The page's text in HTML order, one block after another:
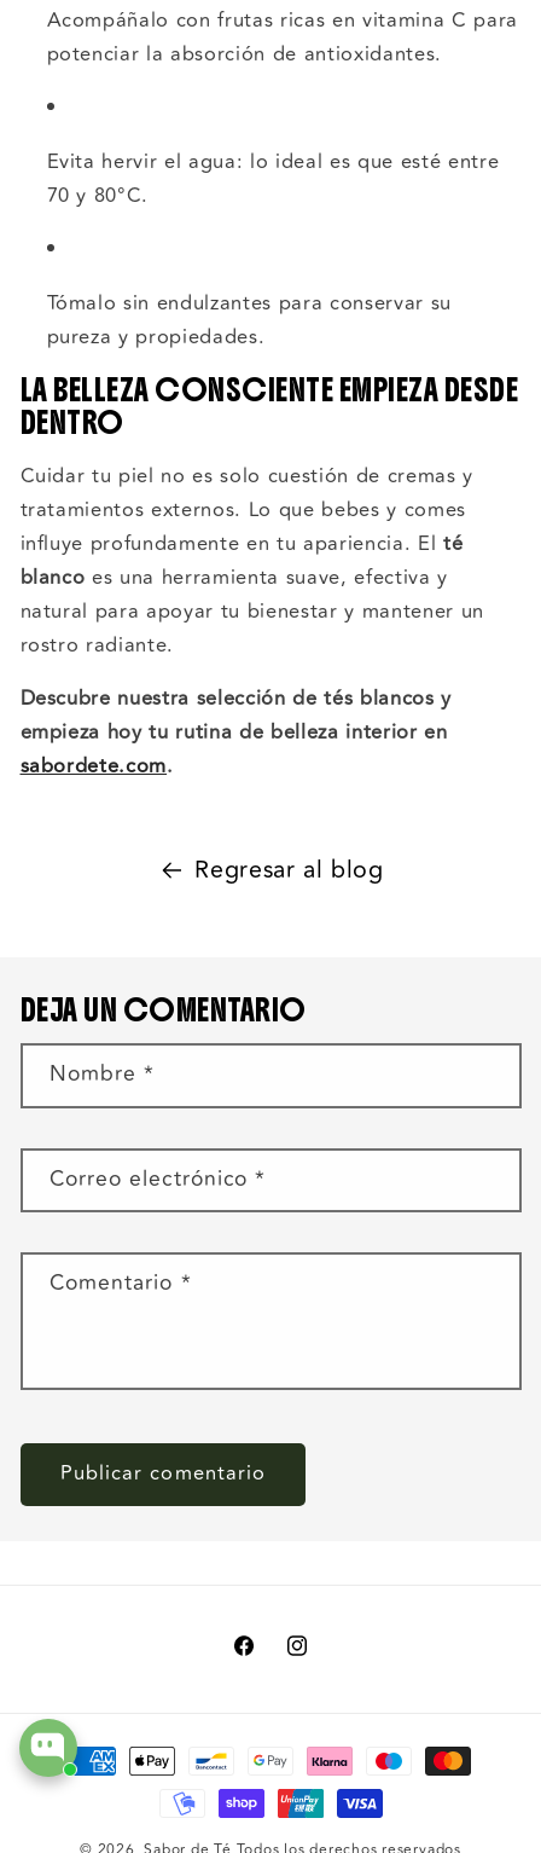
Acompáñalo con frutas ricas en vitamina C para
potenciar la absorción de antioxidantes.
Evita hervir el agua: lo ideal es que esté entre
70 y 80°C.
Tómalo sin endulzantes para conservar su
pureza y propiedades.
LA BELLEZA CONSCIENTE EMPIEZA DESDE
DENTRO
Cuidar tu piel no es solo cuestión de cremas y
tratamientos externos. Lo que bebes y comes
influye profundamente en tu apariencia. El té
blanco es una herramienta suave, efectiva y
natural para apoyar tu bienestar y mantener un
rostro radiante.
Descubre nuestra selección de tés blancos y
empieza hoy tu rutina de belleza interior en
sabordete.com.
Regresar al blog
DEJA UN COMENTARIO
Nombre*
Correo electrónico*
Comentario *
FacebookInstagram
Formas
de